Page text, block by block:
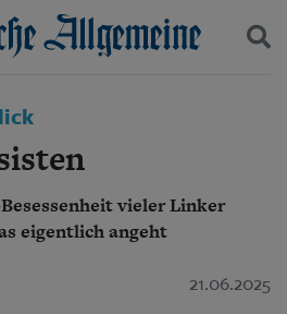
Politik
Wirtschaft
Leben
vieler Linker
eigentlich angeht
21.06.2025